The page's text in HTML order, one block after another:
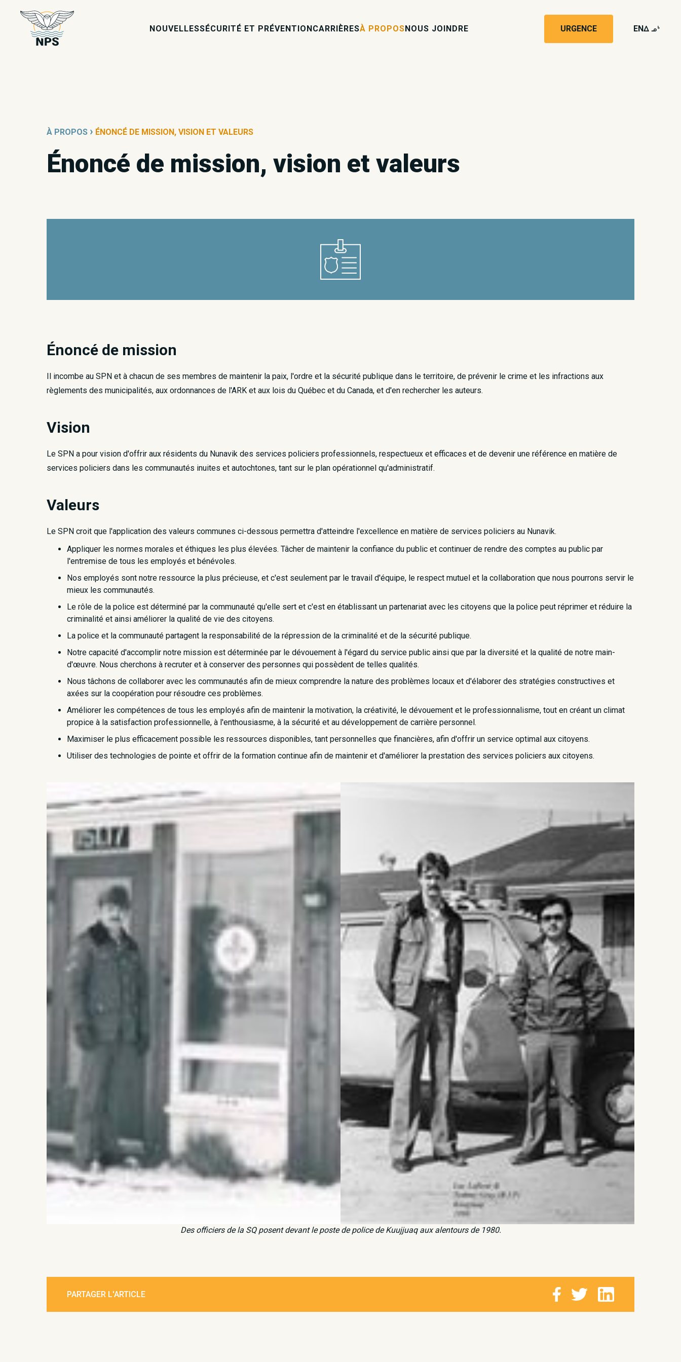
NOUVELLESSÉCURITÉ ET PRÉVENTIONCARRIÈRESÀ PROPOSNOUS JOINDRE URGENCE ENwk4
icon-card
À PROPOS › ÉNONCÉ DE MISSION, VISION ET VALEURS
Énoncé de mission, vision et valeurs
Énoncé de mission
Il incombe au SPN et à chacun de ses membres de maintenir la paix, l'ordre et la sécurité publique dans le territoire, de prévenir le crime et les infractions aux
règlements des municipalités, aux ordonnances de l'ARK et aux lois du Québec et du Canada, et d'en rechercher les auteurs.
Vision
Le SPN a pour vision d'offrir aux résidents du Nunavik des services policiers professionnels, respectueux et efficaces et de devenir une référence en matière de
services policiers dans les communautés inuites et autochtones, tant sur le plan opérationnel qu'administratif.
Valeurs
Le SPN croit que l'application des valeurs communes ci-dessous permettra d'atteindre l'excellence en matière de services policiers au Nunavik.
Appliquer les normes morales et éthiques les plus élevées. Tâcher de maintenir la confiance du public et continuer de rendre des comptes au public par
l'entremise de tous les employés et bénévoles.
Nos employés sont notre ressource la plus précieuse, et c'est seulement par le travail d'équipe, le respect mutuel et la collaboration que nous pourrons servir le
mieux les communautés.
Le rôle de la police est déterminé par la communauté qu'elle sert et c'est en établissant un partenariat avec les citoyens que la police peut réprimer et réduire la
criminalité et ainsi améliorer la qualité de vie des citoyens.
La police et la communauté partagent la responsabilité de la répression de la criminalité et de la sécurité publique.
Notre capacité d'accomplir notre mission est déterminée par le dévouement à l'égard du service public ainsi que par la diversité et la qualité de notre main-
d'œuvre. Nous cherchons à recruter et à conserver des personnes qui possèdent de telles qualités.
Nous tâchons de collaborer avec les communautés afin de mieux comprendre la nature des problèmes locaux et d'élaborer des stratégies constructives et
axées sur la coopération pour résoudre ces problèmes.
Améliorer les compétences de tous les employés afin de maintenir la motivation, la créativité, le dévouement et le professionnalisme, tout en créant un climat
propice à la satisfaction professionnelle, à l'enthousiasme, à la sécurité et au développement de carrière personnel.
Maximiser le plus efficacement possible les ressources disponibles, tant personnelles que financières, afin d'offrir un service optimal aux citoyens.
Utiliser des technologies de pointe et offrir de la formation continue afin de maintenir et d'améliorer la prestation des services policiers aux citoyens.
Des officiers de la SQ posent devant le poste de police de Kuujjuaq aux alentours de 1980.
PARTAGER L'ARTICLE